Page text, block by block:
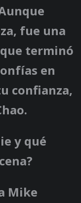
fue una
terminó
en
confianza,
y qué
Mike